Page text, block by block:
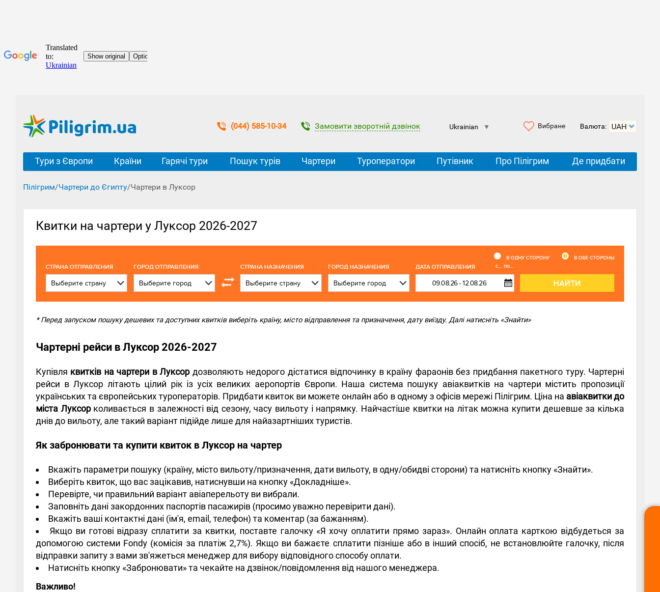
(044) 585-10-34 Замовити зворотній дзвінок Ukrainian ▼ Вибране Валюта:
Тури з Європи Країни Гарячі тури Пошук турів Чартери Туроператори Путівник Про Пілігрим Де придбати
Пілігрим/Чартери до Єгипту/Чартери в Луксор
Квитки на чартери у Луксор 2026-2027
В ОДНУ СТОРОНУ В ОБЕ СТОРОНЫ
CТРАНА ОТПРАВЛЕНИЯ ГОРОД ОТПРАВЛЕНИЯ СТРАНА НАЗНАЧЕНИЯ ГОРОД НАЗНАЧЕНИЯ ДАТА ОТПРАВЛЕНИЯ с... по...
НАЙТИ
* Перед запуском пошуку дешевих та доступних квитків виберіть країну, місто відправлення та призначення, дату виїзду. Далі натисніть «Знайти»
Чартерні рейси в Луксор 2026-2027
Купівля квитків на чартери в Луксор дозволяють недорого дістатися відпочинку в країну фараонів без придбання пакетного туру. Чартерні
рейси в Луксор літають цілий рік із усіх великих аеропортів Європи. Наша система пошуку авіаквитків на чартери містить пропозиції
українських та європейських туроператорів. Придбати квиток ви можете онлайн або в одному з офісів мережі Пілігрим. Ціна на авіаквитки до
міста Луксорколивається в залежності від сезону, часу вильоту і напрямку. Найчастіше квитки на літак можна купити дешевше за кілька
днів до вильоту, але такий варіант підійде лише для найазартніших туристів.
Як забронювати та купити квиток в Луксор на чартер
Вкажіть параметри пошуку (країну, місто вильоту/призначення, дати вильоту, в одну/обидві сторони) та натисніть кнопку «Знайти».
Виберіть квиток, що вас зацікавив, натиснувши на кнопку «Докладніше».
Перевірте, чи правильний варіант авіаперельоту ви вибрали.
Заповніть дані закордонних паспортів пасажирів (просимо уважно перевірити дані).
Вкажіть ваші контактні дані (ім'я, email, телефон) та коментар (за бажанням).
Якщо ви готові відразу сплатити за квитки, поставте галочку «Я хочу оплатити прямо зараз». Онлайн оплата карткою відбудеться за
допомогою системи Fondy (комісія за платіж 2,7%). Якщо ви бажаєте сплатити пізніше або в інший спосіб, не встановлюйте галочку, після
відправки запиту з вами зв'яжеться менеджер для вибору відповідного способу оплати.
Натисніть кнопку «Забронювати» та чекайте на дзвінок/повідомлення від нашого менеджера.
Важливо!